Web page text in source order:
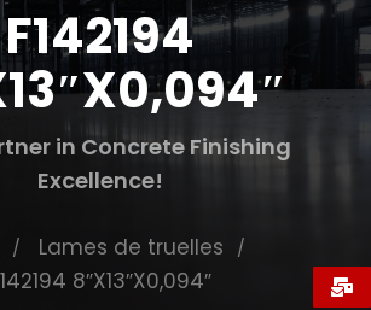
F142194
in Concrete Finishing
Excellence!
Lames de truelles
8″X13″X0,094″